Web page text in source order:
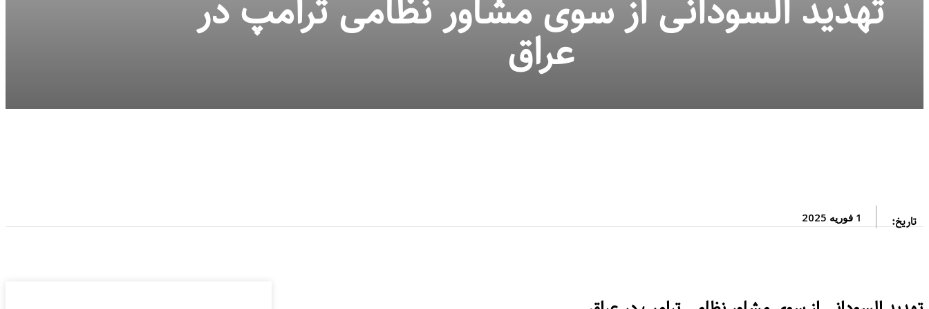
تهدید السودانی از سوی مشاور نظامی ترامپ در
عراق
تاریخ: 1 فوریه 2025